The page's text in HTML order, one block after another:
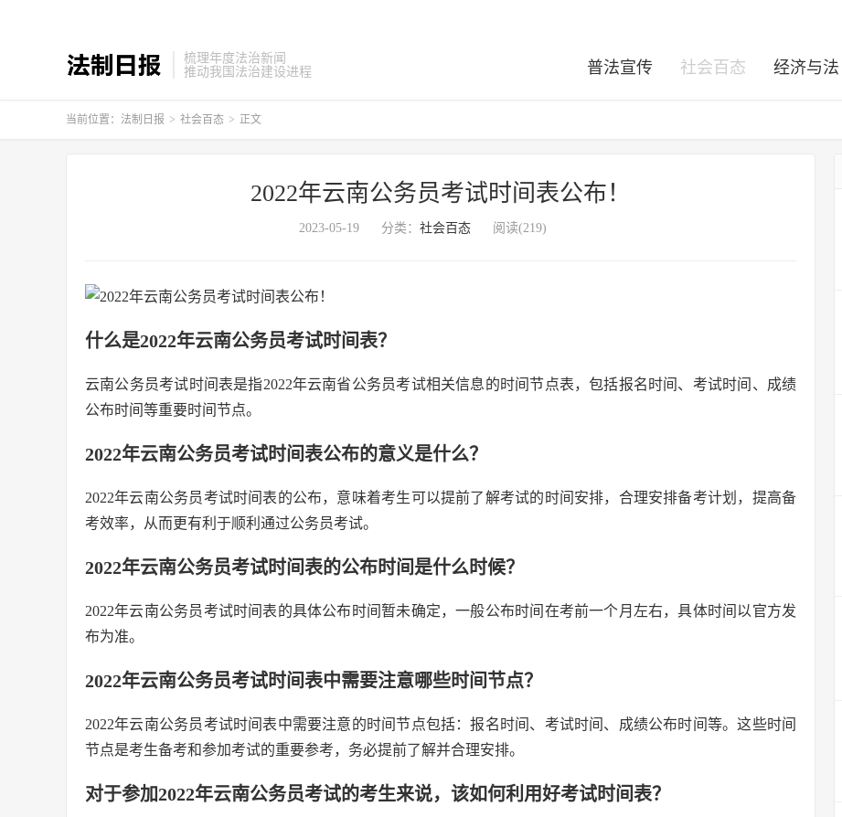
梳理年度法治新闻
推动我国法治建设进程
普法宣传 社会百态 经济与法
当前位置： 法制日报 > 社会百态 > 正文
2022年云南公务员考试时间表公布！
2023-05-19 分类： 社会百态 阅读(219)
什么是2022年云南公务员考试时间表？
云南公务员考试时间表是指2022年云南省公务员考试相关信息的时间节点表，包括报名时间、考试时间、成绩
公布时间等重要时间节点。
2022年云南公务员考试时间表公布的意义是什么？
2022年云南公务员考试时间表的公布，意味着考生可以提前了解考试的时间安排，合理安排备考计划，提高备
考效率，从而更有利于顺利通过公务员考试。
2022年云南公务员考试时间表的公布时间是什么时候？
2022年云南公务员考试时间表的具体公布时间暂未确定，一般公布时间在考前一个月左右，具体时间以官方发
布为准。
2022年云南公务员考试时间表中需要注意哪些时间节点？
2022年云南公务员考试时间表中需要注意的时间节点包括：报名时间、考试时间、成绩公布时间等。这些时间
节点是考生备考和参加考试的重要参考，务必提前了解并合理安排。
对于参加2022年云南公务员考试的考生来说，该如何利用好考试时间表？